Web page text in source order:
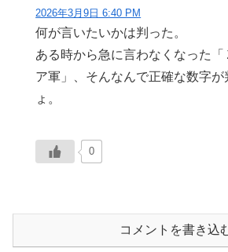
2026年3月9日 6:40 PM
何が言いたいかは判った。
ある時から急に言わなくなった
ア軍」、そんなんで正確な数字が
ょ。
0
コメントを書き込